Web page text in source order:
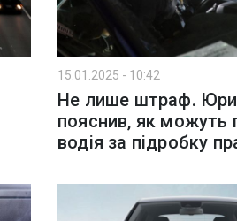
15.01.2025 - 10:42
Не лише штраф.
пояснив, як можуть
водія за підробку